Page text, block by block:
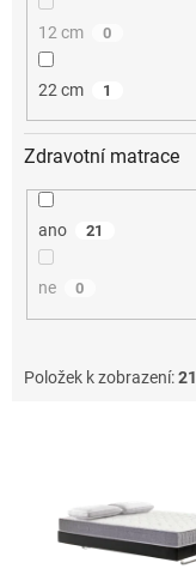
12 cm 0
22 cm 1
Zdravotní matrace
ano 21
ne 0
Položek k zobrazení:21